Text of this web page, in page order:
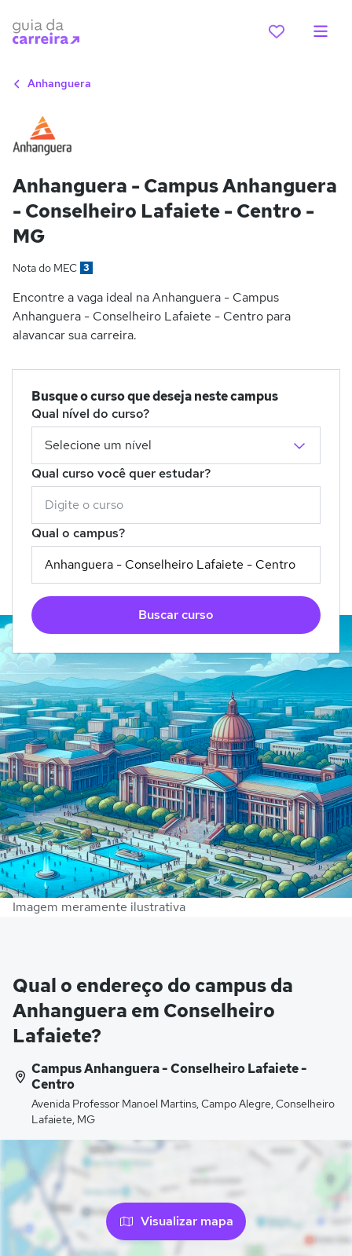
Anhanguera
Anhanguera - Campus Anhanguera
- Conselheiro Lafaiete - Centro -
MG
Nota do MEC 3
Encontre a vaga ideal na Anhanguera - Campus
Anhanguera - Conselheiro Lafaiete - Centro para
alavancar sua carreira.
Busque o curso que deseja neste campus
Qual nível do curso?
Qual curso você quer estudar?
Qual o campus?
Buscar curso
Imagem meramente ilustrativa
Qual o endereço do campus da
Anhanguera em Conselheiro
Lafaiete?
Campus Anhanguera - Conselheiro Lafaiete -
Centro
Avenida Professor Manoel Martins, Campo Alegre, Conselheiro
Lafaiete, MG
Visualizar mapa